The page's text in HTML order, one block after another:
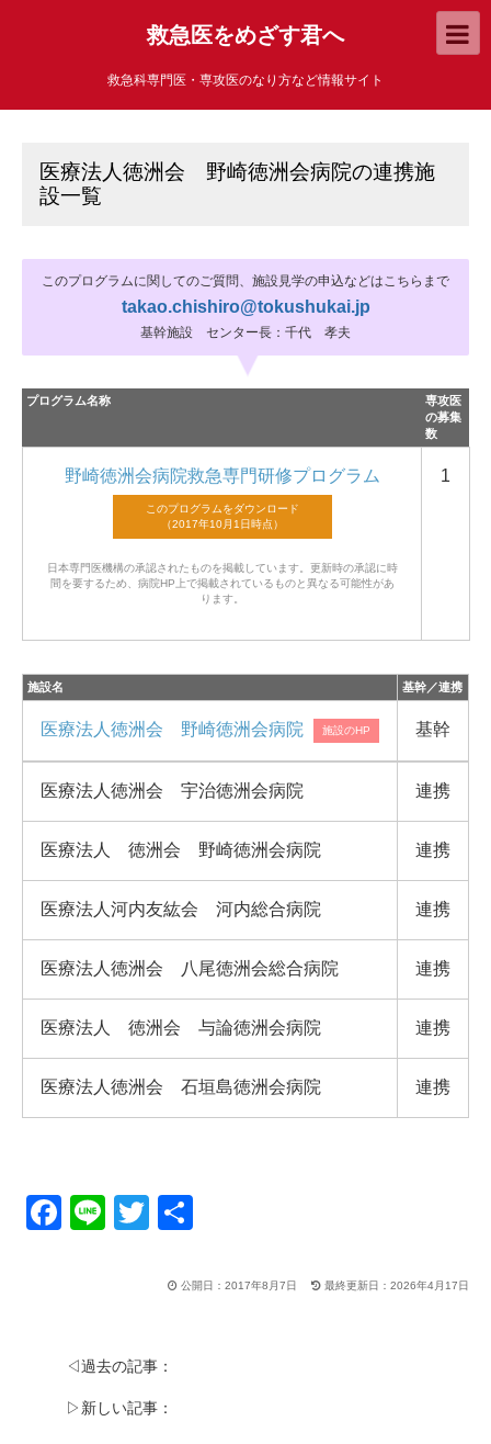
救急医をめざす君へ
救急科専門医・専攻医のなり方など情報サイト
医療法人徳洲会 野崎徳洲会病院の連携施
設一覧
このプログラムに関してのご質問、施設見学の申込などはこちらまで
takao.chishiro@tokushukai.jp
基幹施設 センター長：千代 孝夫
プログラム名称
専攻医
の募集
数
野崎徳洲会病院救急専門研修プログラム
日本専門医機構の承認されたものを掲載しています。 更新時の承認に時
間を要するため、病院HP上で掲載されているものと異なる可能性があ
ります。
1
施設名 基幹／連携
医療法人徳洲会 野崎徳洲会病院 基幹
医療法人徳洲会 宇治徳洲会病院 連携
医療法人 徳洲会 野崎徳洲会病院 連携
医療法人河内友紘会 河内総合病院 連携
医療法人徳洲会 八尾徳洲会総合病院 連携
医療法人 徳洲会 与論徳洲会病院 連携
医療法人徳洲会 石垣島徳洲会病院 連携
F
b
o
Li
T
tt
公開日：2017年8月7日 最終更新日：2026年4月17日
◁過去の記事：
▷新しい記事：